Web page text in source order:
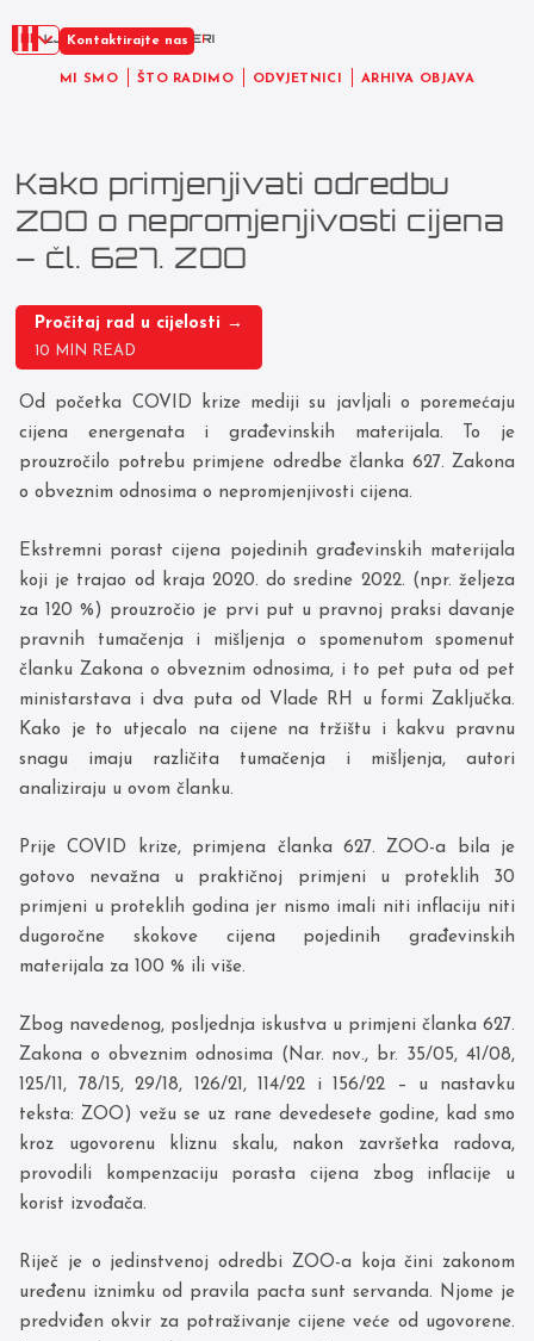
MI SMO ŠTO RADIMO ODVJETNICI ARHIVA OBJAVA
Kontaktirajte nas
Kako primjenjivati odredbu
ZOO o nepromjenjivosti cijena
– čl. 627. ZOO
Pročitaj rad u cijelosti →
10 MIN READ
Od početka COVID krize mediji su javljali o poremećaju
cijena energenata i građevinskih materijala. To je
prouzročilo potrebu primjene odredbe članka 627. Zakona
o obveznim odnosima o nepromjenjivosti cijena.
Ekstremni porast cijena pojedinih građevinskih materijala
koji je trajao od kraja 2020. do sredine 2022. (npr. željeza
za 120 %) prouzročio je prvi put u pravnoj praksi davanje
pravnih tumačenja i mišljenja o spomenutom spomenut
članku Zakona o obveznim odnosima, i to pet puta od pet
ministarstava i dva puta od Vlade RH u formi Zaključka.
Kako je to utjecalo na cijene na tržištu i kakvu pravnu
snagu imaju različita tumačenja i mišljenja, autori
analiziraju u ovom članku.
Prije COVID krize, primjena članka 627. ZOO-a bila je
gotovo nevažna u praktičnoj primjeni u proteklih 30
primjeni u proteklih godina jer nismo imali niti inflaciju niti
dugoročne skokove cijena pojedinih građevinskih
materijala za 100 % ili više.
Zbog navedenog, posljednja iskustva u primjeni članka 627.
Zakona o obveznim odnosima (Nar. nov., br. 35/05, 41/08,
125/11, 78/15, 29/18, 126/21, 114/22 i 156/22 – u nastavku
teksta: ZOO) vežu se uz rane devedesete godine, kad smo
kroz ugovorenu kliznu skalu, nakon završetka radova,
provodili kompenzaciju porasta cijena zbog inflacije u
korist izvođača.
Riječ je o jedinstvenoj odredbi ZOO-a koja čini zakonom
uređenu iznimku od pravila pacta sunt servanda. Njome je
predviđen okvir za potraživanje cijene veće od ugovorene.